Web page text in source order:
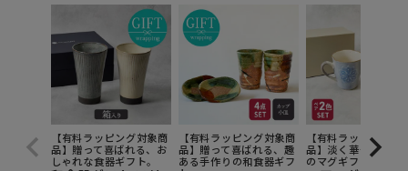
【有料ラッピング対象商
品】贈って喜ばれる、お
しゃれな食器ギフト。
【有料ラッピング対象商
品】贈って喜ばれる、趣
ある手作りの和食器ギフ
【有料ラッピング対
品】淡く華やかな手
のマグギフト